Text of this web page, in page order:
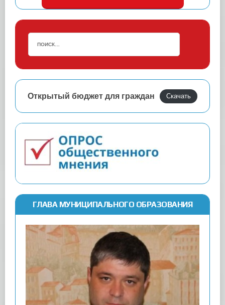
Открытый бюджет для граждан Скачать
ГЛАВА МУНИЦИПАЛЬНОГО ОБРАЗОВАНИЯ